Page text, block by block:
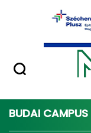
Ugrás a fő
Minőségügy
Home
BUDAI CAMPUS